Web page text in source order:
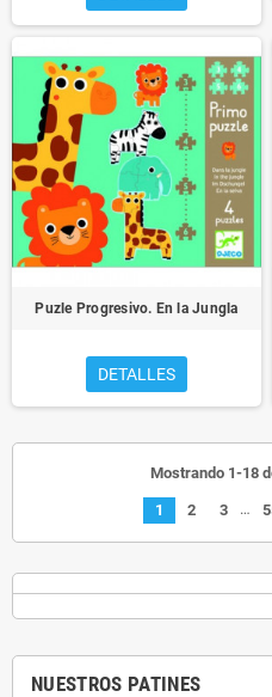
NUESTROS PATINES
Puzle Progresivo. En la Jungla
DETALLES
Mostrando 1-18
1 2 3 …